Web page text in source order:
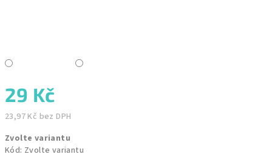
29 Kč
23,97 Kč bez DPH
cena:
Zvolte variantu
Kód: Zvolte variantu